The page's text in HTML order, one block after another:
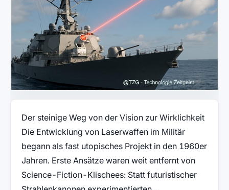
Der steinige Weg von der Vision zur Wirklichkeit
Die Entwicklung von Laserwaffen im Militär
begann als fast utopisches Projekt in den 1960er
Jahren. Erste Ansätze waren weit entfernt von
Science-Fiction-Klischees: Statt futuristischer